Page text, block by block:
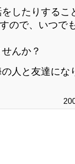
したりするこ
ので、いつで
んか？
の人と友達にな